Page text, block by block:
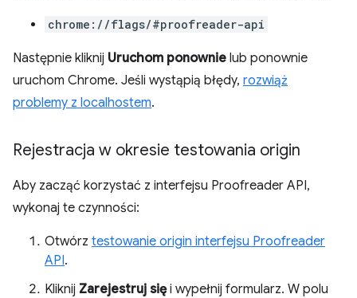
chrome://flags/#proofreader-api
Następnie kliknij Uruchom ponownie lub ponownie
uruchom Chrome. Jeśli wystąpią błędy, rozwiąż
problemy z localhostem.
Rejestracja w okresie testowania origin
Aby zacząć korzystać z interfejsu Proofreader API,
wykonaj te czynności:
Otwórz testowanie origin interfejsu Proofreader
API.
Kliknij Zarejestruj sięi wypełnij formularz. W polu